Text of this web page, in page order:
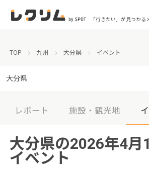
「行きたい」が見つかる
TOP 九州 大分県 イベント
大分県
レポート 施設・観光地
大分県の2026年4月
イベント